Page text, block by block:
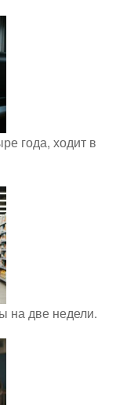
года, ходит в
на две недели.